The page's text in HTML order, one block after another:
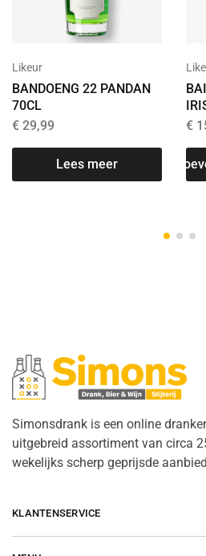
Likeur
BANDOENG 22 PANDAN
70CL
€ 29,99
Lees meer
€
Simonsdrank is een online
uitgebreid assortiment van circa
wekelijks scherp geprijsde
KLANTENSERVICE